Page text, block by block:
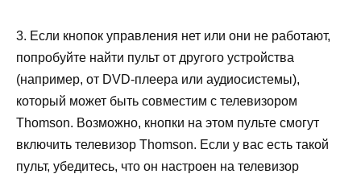
3. Если кнопок управления нет или они не работают,
попробуйте найти пульт от другого устройства
(например, от DVD-плеера или аудиосистемы),
который может быть совместим с телевизором
Thomson. Возможно, кнопки на этом пульте смогут
включить телевизор Thomson. Если у вас есть такой
пульт, убедитесь, что он настроен на телевизор